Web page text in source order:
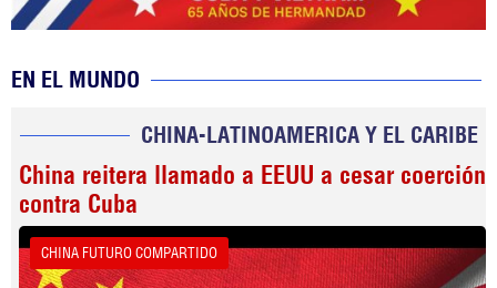
EN EL MUNDO
CHINA-LATINOAMERICA Y EL CARIBE
China reitera llamado a EEUU a cesar coerción
contra Cuba
CHINA FUTURO COMPARTIDO